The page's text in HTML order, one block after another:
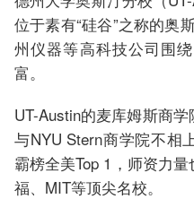
位于素有“硅谷”之称的奥
州仪器等高科技公司围
富。
UT-Austin的麦库姆斯商
与NYU Stern商学院不相
霸榜全美Top 1，师资力
福、MIT等顶尖名校。